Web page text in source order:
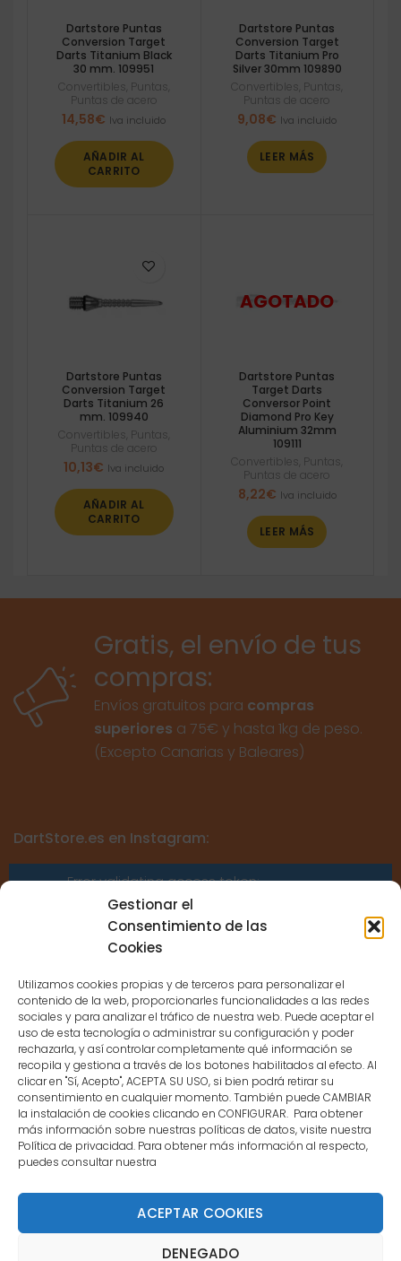
Gestionar el
Consentimiento de las
Cookies
Utilizamos cookies propias y de terceros para personalizar el
contenido de la web, proporcionarles funcionalidades a las redes
sociales y para analizar el tráfico de nuestra web. Puede aceptar el
uso de esta tecnología o administrar su configuración y poder
rechazarla, y así controlar completamente qué información se
recopila y gestiona a través de los botones habilitados al efecto. Al
clicar en "Sí, Acepto", ACEPTA SU USO, si bien podrá retirar su
consentimiento en cualquier momento. También puede CAMBIAR
la instalación de cookies clicando en CONFIGURAR. Para obtener
más información sobre nuestras políticas de datos, visite nuestra
Política de privacidad. Para obtener más información al respecto,
puedes consultar nuestra
ACEPTAR COOKIES
DENEGADO
Dartstore Puntas
Conversion Target
Darts Titanium Black
30 mm. 109951
Convertibles Puntas
Puntas de acero
14,58€ Iva incluido
AÑADIR AL
CARRITO
Dartstore Puntas
Conversion Target
Darts Titanium Pro
Silver 30mm 109890
Convertibles Puntas
Puntas de acero
9,08€ Iva incluido
LEER MÁS
Dartstore Puntas
Conversion Target
Darts Titanium 26
mm. 109940
Convertibles Puntas
Puntas de acero
10,13€ Iva incluido
AÑADIR AL
CARRITO
Dartstore Puntas
Target Darts
Conversor Point
Diamond Pro Key
Aluminium 32mm
109111
Convertibles Puntas
Puntas de acero
8,22€ Iva incluido
LEER MÁS
Gratis, el envío de tus
compras:
Envíos gratuitos para compras
superiores a 75€ y hasta 1kg de peso.
(Excepto Canarias y Baleares)
DartStore.es en Instagram:
Error validating access token:
Sessions for the user are not allowed
because the user is not a confirmed
CONTACTO
MENÚ PRINCIPAL
MI CUENTA
DOCUMENTACIÓN